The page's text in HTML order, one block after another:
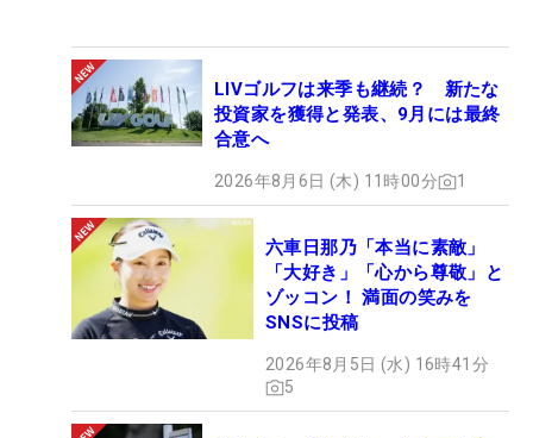
LIVゴルフは来季も継続？ 新たな
投資家を獲得と発表、9月には最終
合意へ
2026年8月6日 (木) 11時00分 1
六車日那乃「本当に素敵」
「大好き」「心から尊敬」と
ゾッコン！ 満面の笑みを
SNSに投稿
2026年8月5日 (水) 16時41分
5